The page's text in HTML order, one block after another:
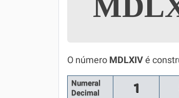
Todos os Exercícios
O número MDLXIV é
Numeral
Decimal
1